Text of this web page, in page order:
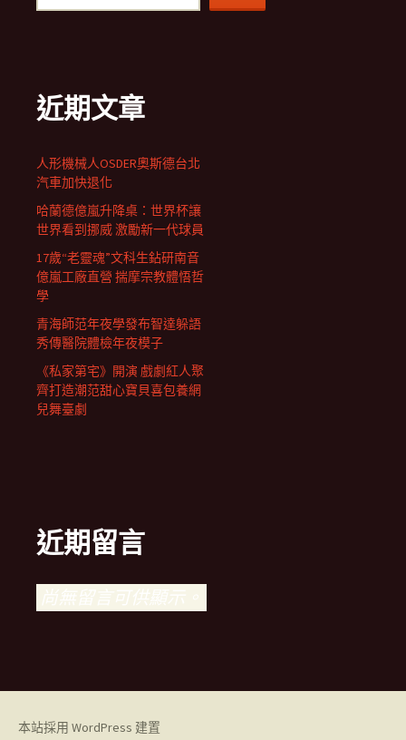
近期文章
人形機械人OSDER奧斯德台北
汽車加快退化
哈蘭德億嵐升降桌：世界杯讓
世界看到挪威 激勵新一代球員
17歲“老靈魂”文科生鉆研南音
億嵐工廠直營 揣摩宗教體悟哲
學
青海師范年夜學發布智達躲語
秀傳醫院體檢年夜模子
《私家第宅》開演 戲劇紅人聚
齊打造潮范甜心寶貝喜包養網
兒舞臺劇
近期留言
尚無留言可供顯示。
本站採用 WordPress 建置